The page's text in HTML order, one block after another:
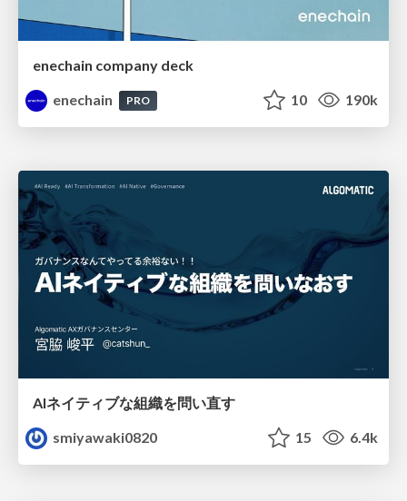
enechain company deck
enechain
PRO 10 190k
AIネイティブな組織を問い直す
smiyawaki0820
15 6.4k